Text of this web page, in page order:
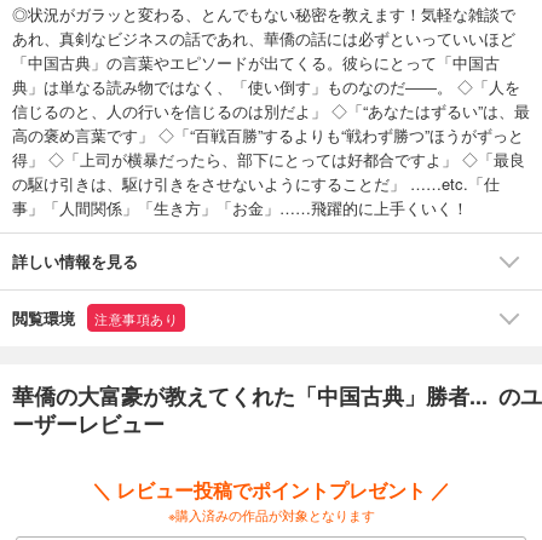
◎状況がガラッと変わる、とんでもない秘密を教えます！気軽な雑談で
あれ、真剣なビジネスの話であれ、華僑の話には必ずといっていいほど
「中国古典」の言葉やエピソードが出てくる。彼らにとって「中国古
典」は単なる読み物ではなく、「使い倒す」ものなのだ――。 ◇「人を
信じるのと、人の行いを信じるのは別だよ」 ◇「“あなたはずるい”は、最
高の褒め言葉です」 ◇「“百戦百勝”するよりも“戦わず勝つ”ほうがずっと
得」 ◇「上司が横暴だったら、部下にとっては好都合ですよ」 ◇「最良
の駆け引きは、駆け引きをさせないようにすることだ」 ……etc.「仕
事」「人間関係」「生き方」「お金」……飛躍的に上手くいく！
詳しい情報を見る
閲覧環境 注意事項あり
華僑の大富豪が教えてくれた「中国古典」勝者... のユ
ーザーレビュー
＼ レビュー投稿でポイントプレゼント ／
※購入済みの作品が対象となります